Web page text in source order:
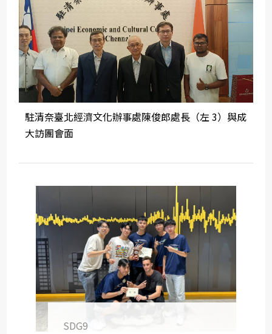
駐清奈臺北經濟文化辦事處陳俊郎處長（左 3）與成
大訪團會面
SDG9